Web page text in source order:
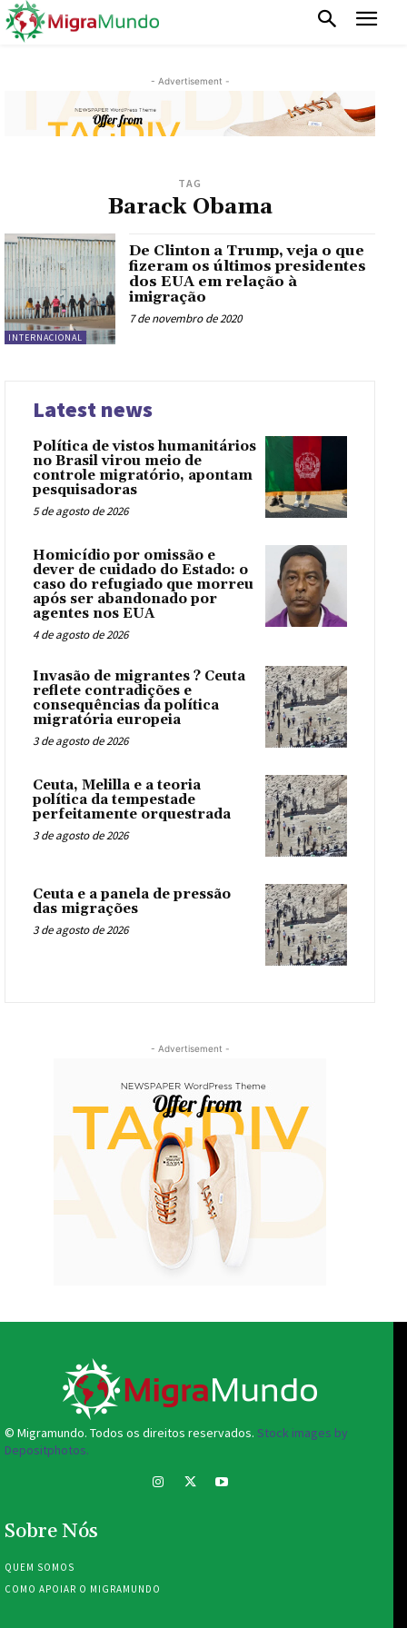
- Advertisement -
TAG
Barack Obama
INTERNACIONAL
De Clinton a Trump, veja o que
fizeram os últimos presidentes
dos EUA em relação à
imigração
7 de novembro de 2020
Latest news
Política de vistos humanitários
no Brasil virou meio de
controle migratório, apontam
pesquisadoras
5 de agosto de 2026
Homicídio por omissão e
dever de cuidado do Estado: o
caso do refugiado que morreu
após ser abandonado por
agentes nos EUA
4 de agosto de 2026
Invasão de migrantes ? Ceuta
reflete contradições e
consequências da política
migratória europeia
3 de agosto de 2026
Ceuta, Melilla e a teoria
política da tempestade
perfeitamente orquestrada
3 de agosto de 2026
Ceuta e a panela de pressão
das migrações
3 de agosto de 2026
- Advertisement -
© Migramundo. Todos os direitos reservados. Stock images by
Depositphotos.
Sobre Nós
QUEM SOMOS
COMO APOIAR O MIGRAMUNDO